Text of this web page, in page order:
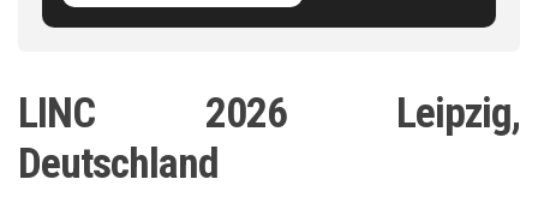
LINC 2026 Leipzig,
Deutschland